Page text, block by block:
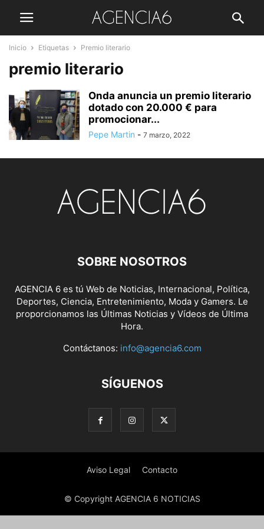
Inicio Etiquetas Premio literario
premio literario
Onda anuncia un premio literario
dotado con 20.000 € para
promocionar...
Pepe Martin - 7 marzo, 2022
SOBRE NOSOTROS
AGENCIA 6 es tú Web de Noticias, Internacional, Política,
Deportes, Ciencia, Entretenimiento, Moda y Gamers. Le
proporcionamos las Últimas Noticias y Vídeos de Última
Hora.
Contáctanos: info@agencia6.com
SÍGUENOS
Aviso Legal Contacto
© Copyright AGENCIA 6 NOTICIAS